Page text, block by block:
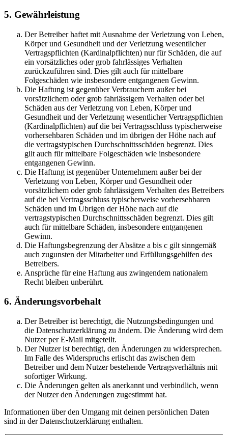
5. Gewährleistung
Der Betreiber haftet mit Ausnahme der Verletzung von Leben,
Körper und Gesundheit und der Verletzung wesentlicher
Vertragspflichten (Kardinalpflichten) nur für Schäden, die auf
ein vorsätzliches oder grob fahrlässiges Verhalten
zurückzuführen sind. Dies gilt auch für mittelbare
Folgeschäden wie insbesondere entgangenen Gewinn.
Die Haftung ist gegenüber Verbrauchern außer bei
vorsätzlichem oder grob fahrlässigem Verhalten oder bei
Schäden aus der Verletzung von Leben, Körper und
Gesundheit und der Verletzung wesentlicher Vertragspflichten
(Kardinalpflichten) auf die bei Vertragsschluss typischerweise
vorhersehbaren Schäden und im übrigen der Höhe nach auf
die vertragstypischen Durchschnittsschäden begrenzt. Dies
gilt auch für mittelbare Folgeschäden wie insbesondere
entgangenen Gewinn.
Die Haftung ist gegenüber Unternehmern außer bei der
Verletzung von Leben, Körper und Gesundheit oder
vorsätzlichem oder grob fahrlässigem Verhalten des Betreibers
auf die bei Vertragsschluss typischerweise vorhersehbaren
Schäden und im Übrigen der Höhe nach auf die
vertragstypischen Durchschnittsschäden begrenzt. Dies gilt
auch für mittelbare Schäden, insbesondere entgangenen
Gewinn.
Die Haftungsbegrenzung der Absätze a bis c gilt sinngemäß
auch zugunsten der Mitarbeiter und Erfüllungsgehilfen des
Betreibers.
Ansprüche für eine Haftung aus zwingendem nationalem
Recht bleiben unberührt.
6. Änderungsvorbehalt
Der Betreiber ist berechtigt, die Nutzungsbedingungen und
die Datenschutzerklärung zu ändern. Die Änderung wird dem
Nutzer per E-Mail mitgeteilt.
Der Nutzer ist berechtigt, den Änderungen zu widersprechen.
Im Falle des Widerspruchs erlischt das zwischen dem
Betreiber und dem Nutzer bestehende Vertragsverhältnis mit
sofortiger Wirkung.
Die Änderungen gelten als anerkannt und verbindlich, wenn
der Nutzer den Änderungen zugestimmt hat.
Informationen über den Umgang mit deinen persönlichen Daten
sind in der Datenschutzerklärung enthalten.